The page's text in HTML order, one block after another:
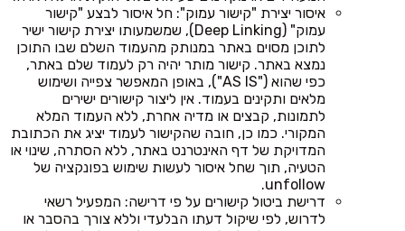
איסור יצירת "קישור עמוק": חל איסור לבצע "קישור
עמוק" (Deep Linking), שמשמעותו יצירת קישור ישיר
לתוכן מסוים באתר במנותק מהעמוד השלם שבו התוכן
נמצא באתר. קישור מותר יהיה רק לעמוד שלם באתר,
כפי שהוא ("AS IS"), באופן המאפשר צפייה ושימוש
מלאים ותקינים בעמוד. אין ליצור קישורים ישירים
לתמונות, קבצים או מדיה אחרת, ללא העמוד המלא
המקורי. כמו כן, חובה שהקישור לעמוד יציג את הכתובת
המדויקת של דף האינטרנט באתר, ללא הסתרה, שינוי או
הטעיה, תוך שחל איסור לעשות שימוש בפונקציה של
unfollow.
דרישת ביטול קישורים על פי דרישה: המפעיל רשאי
לדרוש, לפי שיקול דעתו הבלעדי וללא צורך בהסבר או